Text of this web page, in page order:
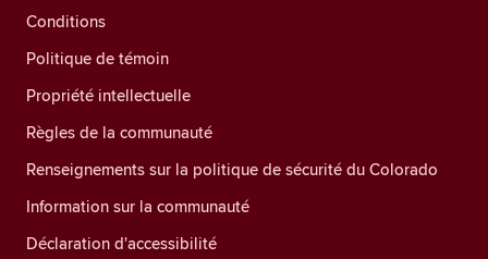
Conditions
Politique de témoin
Propriété intellectuelle
Règles de la communauté
Renseignements sur la politique de sécurité du Colorado
Information sur la communauté
Déclaration d'accessibilité